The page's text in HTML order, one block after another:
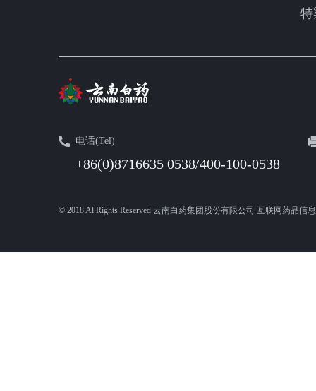
特
电话(Tel)
+86(0)8716635 0538/400-100-0538
© 2018 Al Rights Reserved 云南白药集团股份有限公司 互联网药品信